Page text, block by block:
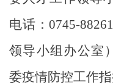
电话：0745-
领导小组办公室
委疫情防控工作指